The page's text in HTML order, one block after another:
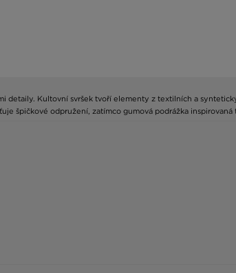
Kultovní svršek tvoří elementy z textilních a
špičkové odpružení, zatímco gumová podrážka